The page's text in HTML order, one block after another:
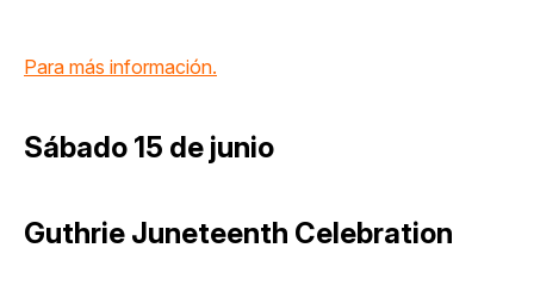
Para más información.
Sábado 15 de junio
Guthrie Juneteenth Celebration